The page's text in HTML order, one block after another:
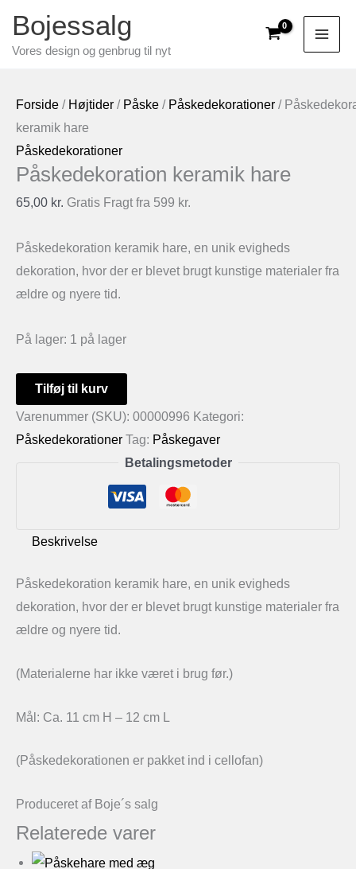
indholdet
Bojessalg
Vores design og genbrug til nyt
Forside / Højtider / Påske / Påskedekorationer /
keramik hare
Påskedekorationer
Påskedekoration keramik hare
65,00 kr. Gratis Fragt fra 599 kr.
Påskedekoration keramik hare, en unik evigheds
dekoration, hvor der er blevet brugt kunstige materialer fra
ældre og nyere tid.
På lager: 1 på lager
Påskedekoration
keramik
hare
Tilføj til kurv
Varenummer (SKU): 00000996 Kategori:
Påskedekorationer Tag: Påskegaver
Betalingsmetoder
Beskrivelse
Påskedekoration keramik hare, en unik evigheds
dekoration, hvor der er blevet brugt kunstige materialer fra
ældre og nyere tid.
(Materialerne har ikke været i brug før.)
Mål: Ca. 11 cm H – 12 cm L
(Påskedekorationen er pakket ind i cellofan)
Produceret af Boje´s salg
Relaterede varer